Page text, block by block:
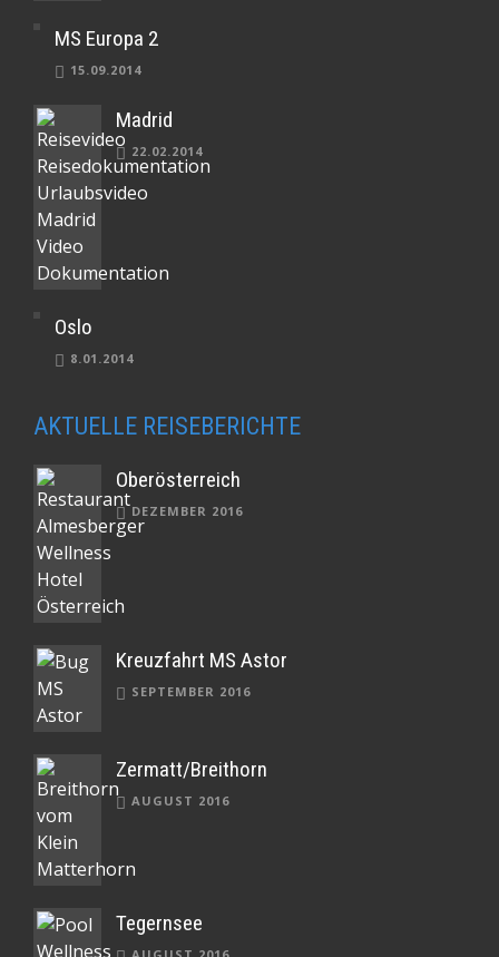
MS Europa 2
15.09.2014
Madrid
22.02.2014
Oslo
8.01.2014
AKTUELLE REISEBERICHTE
Oberösterreich
DEZEMBER 2016
Kreuzfahrt MS Astor
SEPTEMBER 2016
Zermatt/Breithorn
AUGUST 2016
Tegernsee